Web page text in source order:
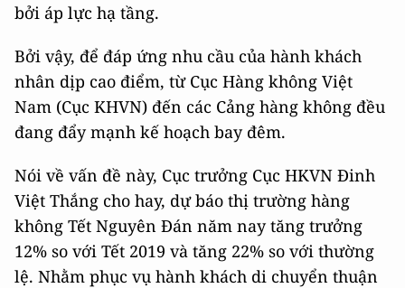
bởi áp lực hạ tầng.
Bởi vậy, để đáp ứng nhu cầu của hành khách
nhân dịp cao điểm, từ Cục Hàng không Việt
Nam (Cục KHVN) đến các Cảng hàng không đều
đang đẩy mạnh kế hoạch bay đêm.
Nói về vấn đề này, Cục trưởng Cục HKVN Đinh
Việt Thắng cho hay, dự báo thị trường hàng
không Tết Nguyên Đán năm nay tăng trưởng
12% so với Tết 2019 và tăng 22% so với thường
lệ. Nhằm phục vụ hành khách di chuyển thuận